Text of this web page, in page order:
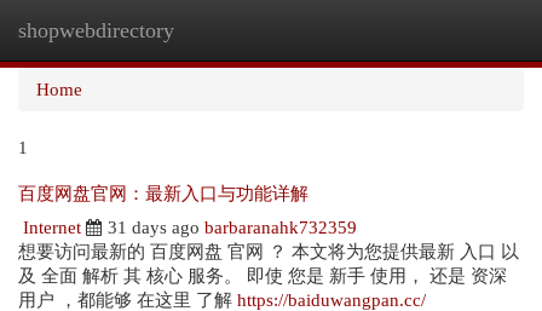
shopwebdirectory
Home
1
百度网盘官网：最新入口与功能详解
Internet
31 days ago barbaranahk732359
想要访问最新的 百度网盘 官网 ？ 本文将为您提供最新 入口 以
及 全面 解析 其 核心 服务。 即使 您是 新手 使用， 还是 资深
用户 ，都能够 在这里 了解 https://baiduwangpan.cc/